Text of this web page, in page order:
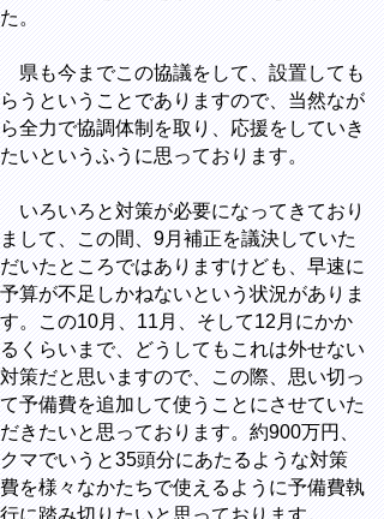
た。
県も今までこの協議をして、設置しても
らうということでありますので、当然なが
ら全力で協調体制を取り、応援をしていき
たいというふうに思っております。
いろいろと対策が必要になってきており
まして、この間、9月補正を議決していた
だいたところではありますけども、早速に
予算が不足しかねないという状況がありま
す。この10月、11月、そして12月にかか
るくらいまで、どうしてもこれは外せない
対策だと思いますので、この際、思い切っ
て予備費を追加して使うことにさせていた
だきたいと思っております。約900万円、
クマでいうと35頭分にあたるような対策
費を様々なかたちで使えるように予備費執
行に踏み切りたいと思っております。